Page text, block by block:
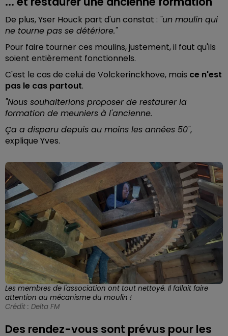
De plus, Yser Houck part d'un constat : "un moulin qui
ne tourne pas se détériore."
Pour faire tourner ces moulins, justement, il faut qu'ils
soient entièrement fonctionnels.
C'est le cas de celui de Volckerinckhove, mais ce n'est
pas le cas partout.
"Nous souhaiterions proposer de restaurer la
formation de meuniers à l'ancienne.
Ça a disparu depuis au moins les années 50",
explique Yves.
Les membres de l'association ont tout nettoyé. Il fallait faire
attention au mécanisme du moulin !
Crédit : Delta FM
Des rendez-vous sont prévus pour les